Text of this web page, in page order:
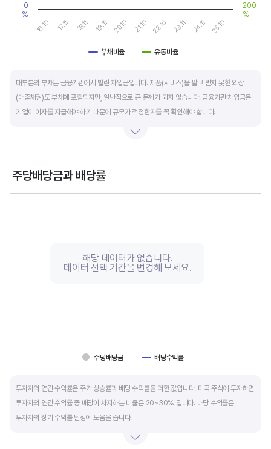
부채비율 유동비율
16.10 17.11 18.11 19.11 20.10 21.10 22.10 23.11 24.11 25.10
0
%
200
%
대부분의 부채는 금융기관에서 빌린 차입금입니다. 제품(서비스)을 팔고 받지 못한 외상
(매출채권)도 부채에 포함되지만, 일반적으로 큰 문제가 되지 않습니다. 금융기관 차입금은
기업이 이자를 지급해야 하기 때문에 규모가 적정한지를 꼭 확인해야 합니다.
비교해서 보는 것이 좋습니다. 그외 이자보상배율과 현금흐름표를 함께 체크하면, 부도
주당배당금과 배당률
Chart
주당배당금 배당수익률
해당 데이터가 없습니다.
데이터 선택 기간을 변경해 보세요.
투자자의 연간 수익률은 주가 상승률과 배당 수익률을 더한 값입니다. 미국 주식에 투자하면
투자자의 연간 수익률 중 배당이 차지하는 비율은 20~30% 입니다. 배당 수익률은
투자자의 장기 수익률 달성에 도움을 줍니다.